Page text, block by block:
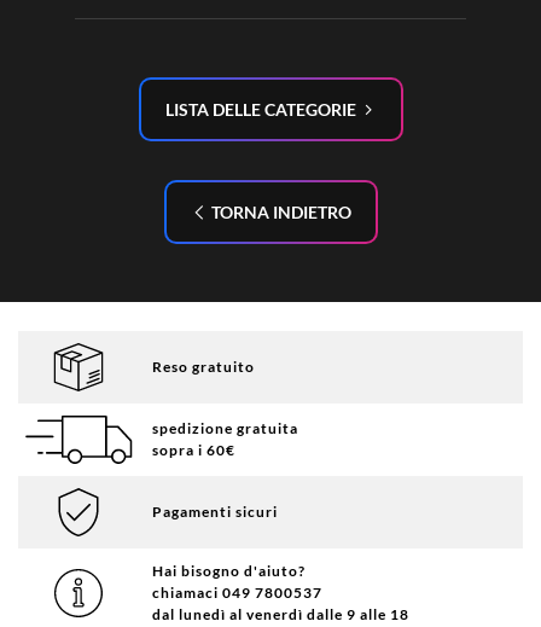
LISTA DELLE CATEGORIE
TORNA INDIETRO
Reso gratuito
spedizione gratuita
sopra i 60€
Pagamenti sicuri
Hai bisogno d'aiuto?
chiamaci 049 7800537
dal lunedì al venerdì dalle 9 alle 18